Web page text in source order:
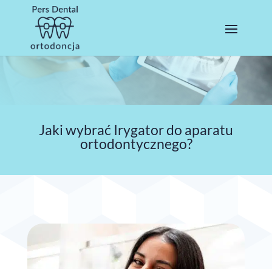
Jaki wybrać Irygator do aparatu
ortodontycznego?